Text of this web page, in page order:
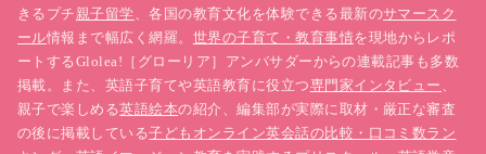
きるプチ親子留学、各国の教育文化を体験できる最新のサマースク
ール情報まで幅広く網羅。 世界の子育て・教育事情を現地からレポ
ートするGlolea!［グローリア］アンバサダーからの連載記事も多数
掲載。また、英語子育てや英語教育に役立つ専門家インタビュー 、
親子で楽しめる英語絵本の紹介、編集部が実際に取材・厳正な審査
の後に掲載している子どもオンライン英会話の比較・口コミ数ラン